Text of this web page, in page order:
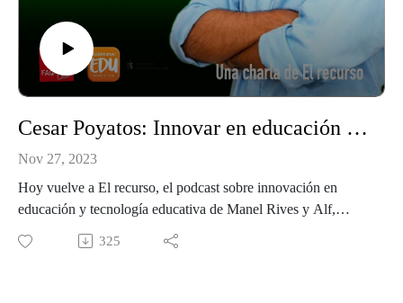
Cesar Poyatos: Innovar en educación usando IA
Nov 27, 2023
Hoy vuelve a El recurso, el podcast sobre innovación en
educación y tecnología educativa de Manel Rives y Alf,
César Poyatos, viejo conocido de esta casa con el que ya
conversamos en un episodio anterior que grabamos sobre la
325